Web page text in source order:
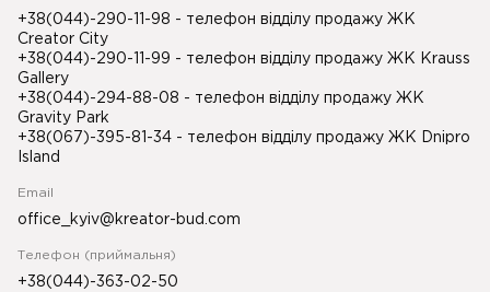
+38(044)-290-11-98 - телефон відділу продажу ЖК
Creator City
+38(044)-290-11-99 - телефон відділу продажу ЖК Krauss
Gallery
+38(044)-294-88-08 - телефон відділу продажу ЖК
Gravity Park
+38(067)-395-81-34 - телефон відділу продажу ЖК Dnipro
Island
Email
office_kyiv@kreator-bud.com
Телефон (приймальня)
+38(044)-363-02-50